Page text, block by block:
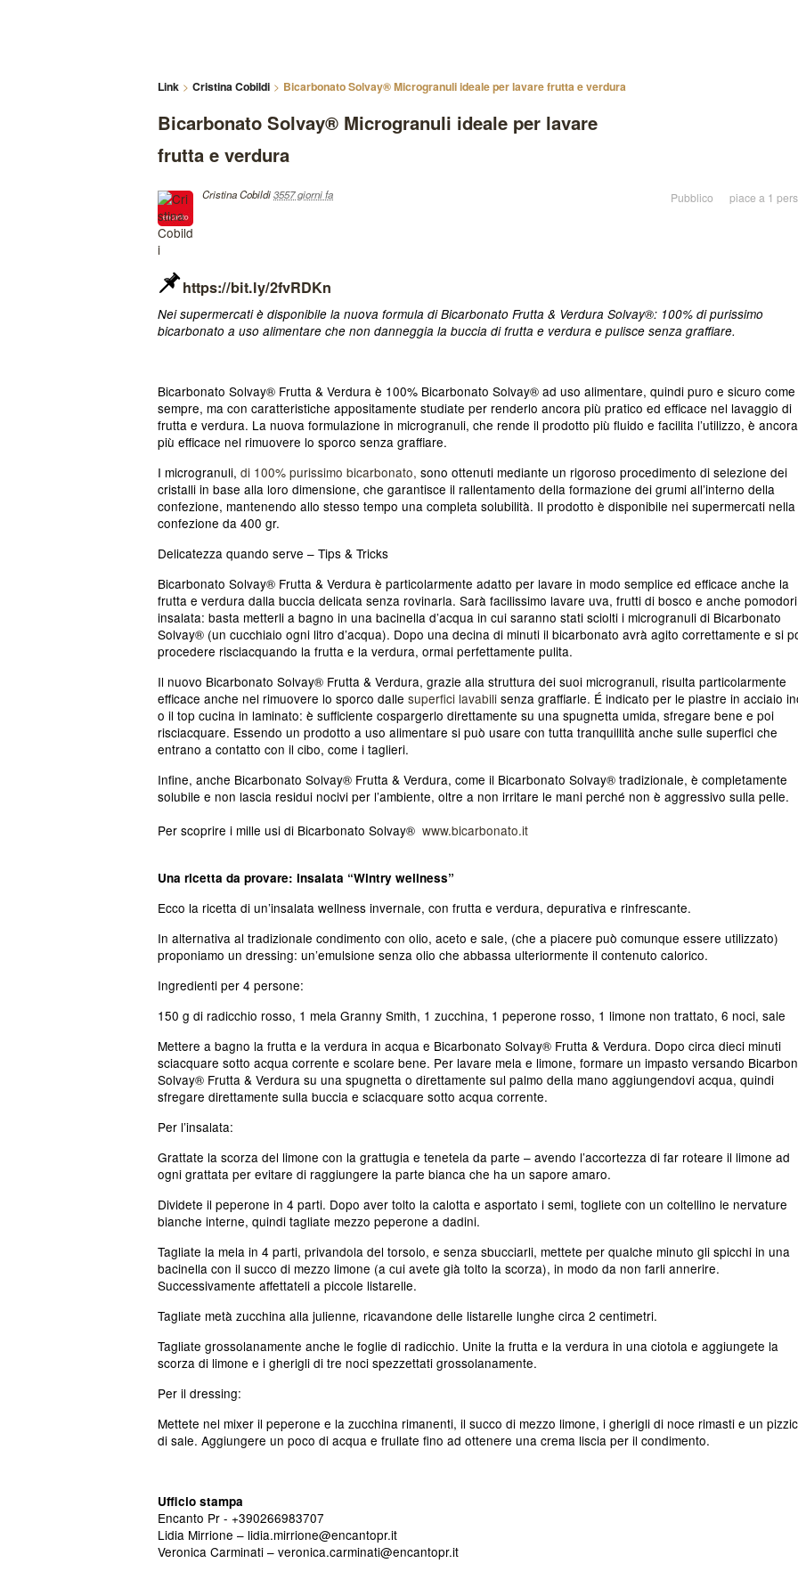
Link Cristina Cobildi Bicarbonato Solvay® Microgranuli ideale per lavare frutta e verdura
Bicarbonato Solvay® Microgranuli ideale per lavare
frutta e verdura
Pubblico piace a 1
Cristina Cobildi3557 giorni fa
https://bit.ly/2fvRDKn
Nei supermercati è disponibile la nuova formula di Bicarbonato Frutta & Verdura Solvay®: 100% di purissimo
bicarbonato a uso alimentare che non danneggia la buccia di frutta e verdura e pulisce senza graffiare.
Bicarbonato Solvay® Frutta & Verdura è 100% Bicarbonato Solvay® ad uso alimentare, quindi puro e sicuro come
sempre, ma con caratteristiche appositamente studiate per renderlo ancora più pratico ed efficace nel lavaggio di
frutta e verdura. La nuova formulazione in microgranuli, che rende il prodotto più fluido e facilita l’utilizzo, è ancora
più efficace nel rimuovere lo sporco senza graffiare.
I microgranuli, di 100% purissimo bicarbonato, sono ottenuti mediante un rigoroso procedimento di selezione dei
cristalli in base alla loro dimensione, che garantisce il rallentamento della formazione dei grumi all’interno della
confezione, mantenendo allo stesso tempo una completa solubilità. Il prodotto è disponibile nei supermercati nella
confezione da 400 gr.
Delicatezza quando serve – Tips & Tricks
Bicarbonato Solvay® Frutta & Verdura è particolarmente adatto per lavare in modo semplice ed efficace anche la
frutta e verdura dalla buccia delicata senza rovinarla. Sarà facilissimo lavare uva, frutti di bosco e anche
insalata: basta metterli a bagno in una bacinella d’acqua in cui saranno stati sciolti i microgranuli di Bicarbonato
Solvay® (un cucchiaio ogni litro d’acqua). Dopo una decina di minuti il bicarbonato avrà agito correttamente e si
procedere risciacquando la frutta e la verdura, ormai perfettamente pulita.
Il nuovo Bicarbonato Solvay® Frutta & Verdura, grazie alla struttura dei suoi microgranuli, risulta particolarmente
efficace anche nel rimuovere lo sporco dalle superfici lavabili senza graffiarle. É indicato per le piastre in acciaio
o il top cucina in laminato: è sufficiente cospargerlo direttamente su una spugnetta umida, sfregare bene e poi
risciacquare. Essendo un prodotto a uso alimentare si può usare con tutta tranquillità anche sulle superfici che
entrano a contatto con il cibo, come i taglieri.
Infine, anche Bicarbonato Solvay® Frutta & Verdura, come il Bicarbonato Solvay® tradizionale, è completamente
solubile e non lascia residui nocivi per l’ambiente, oltre a non irritare le mani perché non è aggressivo sulla pelle.
Per scoprire i mille usi di Bicarbonato Solvay® www.bicarbonato.it
Una ricetta da provare: insalata “Wintry wellness”
Ecco la ricetta di un’insalata wellness invernale, con frutta e verdura, depurativa e rinfrescante.
In alternativa al tradizionale condimento con olio, aceto e sale, (che a piacere può comunque essere utilizzato)
proponiamo un dressing: un’emulsione senza olio che abbassa ulteriormente il contenuto calorico.
Ingredienti per 4 persone:
150 g di radicchio rosso, 1 mela Granny Smith, 1 zucchina, 1 peperone rosso, 1 limone non trattato, 6 noci, sale
Mettere a bagno la frutta e la verdura in acqua e Bicarbonato Solvay® Frutta & Verdura. Dopo circa dieci minuti
sciacquare sotto acqua corrente e scolare bene. Per lavare mela e limone, formare un impasto versando
Solvay® Frutta & Verdura su una spugnetta o direttamente sul palmo della mano aggiungendovi acqua, quindi
sfregare direttamente sulla buccia e sciacquare sotto acqua corrente.
Per l’insalata:
Grattate la scorza del limone con la grattugia e tenetela da parte – avendo l’accortezza di far roteare il limone ad
ogni grattata per evitare di raggiungere la parte bianca che ha un sapore amaro.
Dividete il peperone in 4 parti. Dopo aver tolto la calotta e asportato i semi, togliete con un coltellino le nervature
bianche interne, quindi tagliate mezzo peperone a dadini.
Tagliate la mela in 4 parti, privandola del torsolo, e senza sbucciarli, mettete per qualche minuto gli spicchi in una
bacinella con il succo di mezzo limone (a cui avete già tolto la scorza), in modo da non farli annerire.
Successivamente affettateli a piccole listarelle.
Tagliate metà zucchina alla julienne, ricavandone delle listarelle lunghe circa 2 centimetri.
Tagliate grossolanamente anche le foglie di radicchio. Unite la frutta e la verdura in una ciotola e aggiungete la
scorza di limone e i gherigli di tre noci spezzettati grossolanamente.
Per il dressing:
Mettete nel mixer il peperone e la zucchina rimanenti, il succo di mezzo limone, i gherigli di noce rimasti e un
di sale. Aggiungere un poco di acqua e frullate fino ad ottenere una crema liscia per il condimento.
Ufficio stampa
Encanto Pr - +390266983707
Lidia Mirrione – lidia.mirrione@encantopr.it
Veronica Carminati – veronica.carminati@encantopr.it